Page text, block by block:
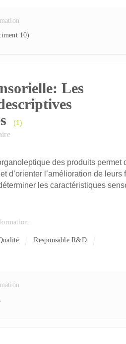
10)
Les
(1)
des produits permet
d’orienter l’amélioration de
les caractéristiques
Responsable R&D